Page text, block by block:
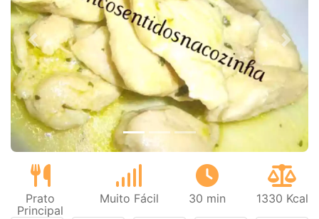
Anterior Next
Prato
Principal
Muito Fácil 30 min 1330 Kcal